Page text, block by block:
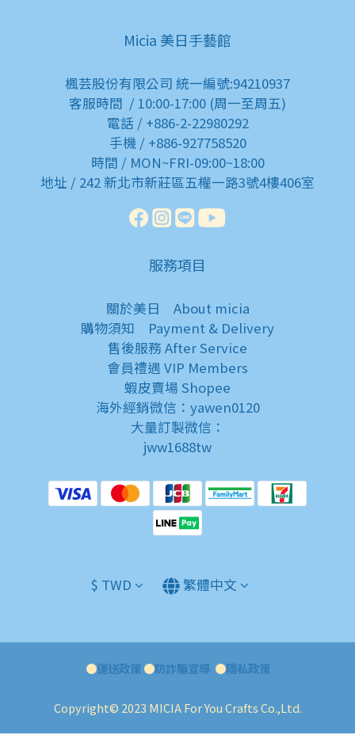
Micia 美日手藝館
楓芸股份有限公司 統一編號:94210937
客服時間 / 10:00-17:00 (周一至周五)
電話 / +886-2-22980292
手機 / +886-927758520
時間 / MON~FRI-09:00~18:00
地址 / 242 新北市新莊區五權一路3號4樓406室
服務項目
關於美日 About micia
購物須知 Payment & Delivery
售後服務 After Service
會員禮遇 VIP Members
蝦皮賣場 Shopee
海外經銷微信：yawen0120
大量訂製微信：
jww1688tw
$ TWD 繁體中文
●運送政策●防詐騙宣導●隱私政策
Copyright© 2023 MICIA For You Crafts Co.,Ltd.